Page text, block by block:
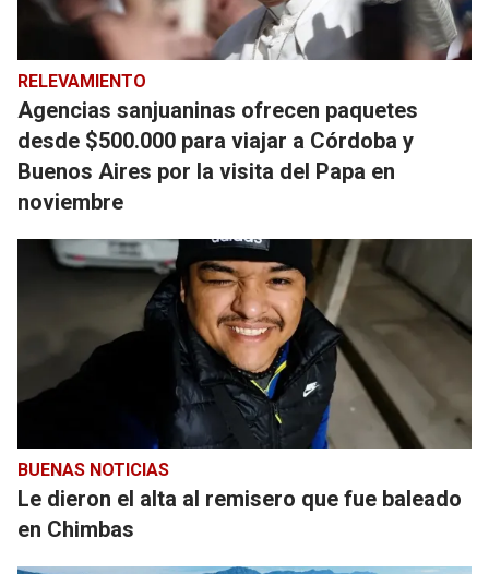
RELEVAMIENTO
Agencias sanjuaninas ofrecen paquetes
desde $500.000 para viajar a Córdoba y
Buenos Aires por la visita del Papa en
noviembre
BUENAS NOTICIAS
Le dieron el alta al remisero que fue baleado
en Chimbas